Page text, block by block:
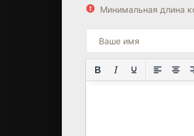
Минимальная длина